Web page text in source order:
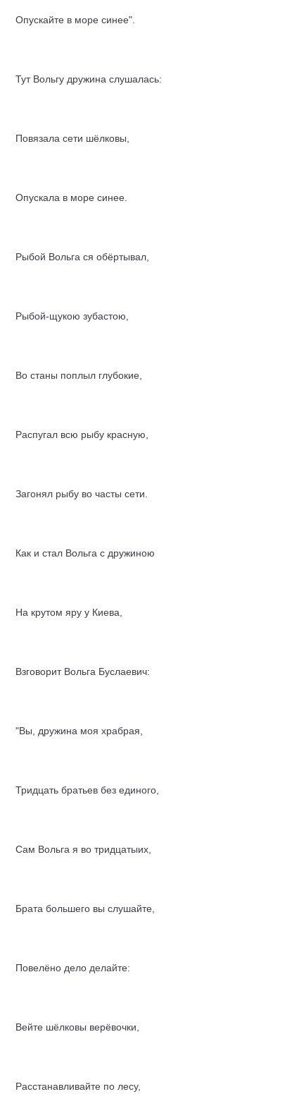
Опускайте в море синее".
Тут Вольгу дружина слушалась:
Повязала сети шёлковы,
Опускала в море синее.
Рыбой Вольга ся обёртывал,
Рыбой-щукою зубастою,
Во станы поплыл глубокие,
Распугал всю рыбу красную,
Загонял рыбу во часты сети.
Как и стал Вольга с дружиною
На крутом яру у Киева,
Взговорит Вольга Буслаевич:
"Вы, дружина моя храбрая,
Тридцать братьев без единого,
Сам Вольга я во тридцатыих,
Брата большего вы слушайте,
Повелёно дело делайте:
Вейте шёлковы верёвочки,
Расстанавливайте по лесу,